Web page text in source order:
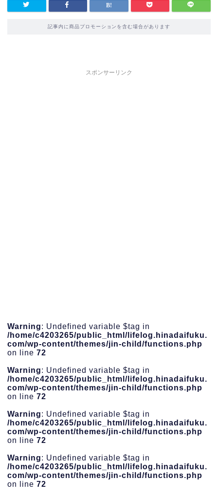
記事内に商品プロモーションを含む場合があります
スポンサーリンク
Warning: Undefined variable $tag in
/home/c4203265/public_html/lifelog.hinadaifuku.
com/wp-content/themes/jin-child/functions.php
on line 72
Warning: Undefined variable $tag in
/home/c4203265/public_html/lifelog.hinadaifuku.
com/wp-content/themes/jin-child/functions.php
on line 72
Warning: Undefined variable $tag in
/home/c4203265/public_html/lifelog.hinadaifuku.
com/wp-content/themes/jin-child/functions.php
on line 72
Warning: Undefined variable $tag in
/home/c4203265/public_html/lifelog.hinadaifuku.
com/wp-content/themes/jin-child/functions.php
on line 72